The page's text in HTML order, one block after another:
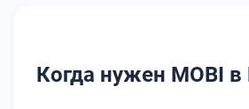
Когда нужен MOBI в